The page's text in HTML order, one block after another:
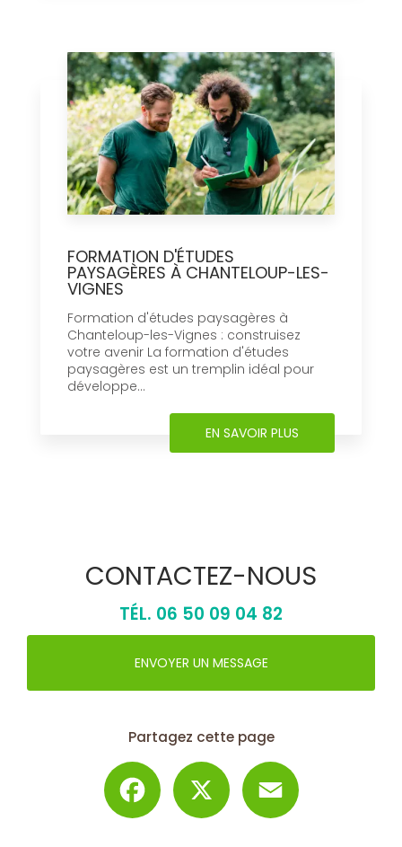
FORMATION D'ÉTUDES
PAYSAGÈRES À CHANTELOUP-LES-
VIGNES
Formation d'études paysagères à
Chanteloup-les-Vignes : construisez
votre avenir La formation d'études
paysagères est un tremplin idéal pour
développe...
EN SAVOIR PLUS
CONTACTEZ-NOUS
TÉL. 06 50 09 04 82
ENVOYER UN MESSAGE
Partagez cette page
Facebook